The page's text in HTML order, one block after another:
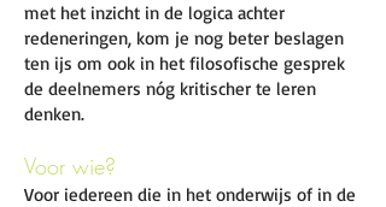
met het inzicht in de logica achter
redeneringen, kom je nog beter beslagen
ten ijs om ook in het filosofische gesprek
de deelnemers nóg kritischer te leren
denken.
Voor wie?
Voor iedereen die in het onderwijs of in de